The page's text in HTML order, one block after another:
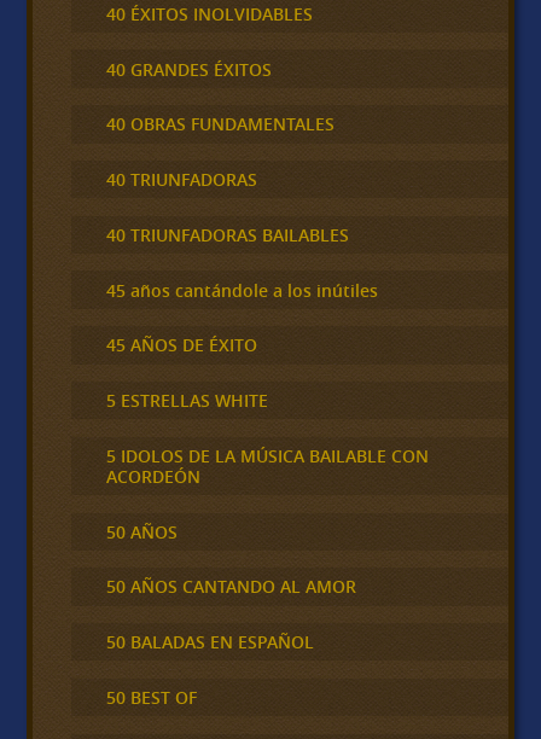
40 ÉXITOS INOLVIDABLES
40 GRANDES ÉXITOS
40 OBRAS FUNDAMENTALES
40 TRIUNFADORAS
40 TRIUNFADORAS BAILABLES
45 años cantándole a los inútiles
45 AÑOS DE ÉXITO
5 ESTRELLAS WHITE
5 IDOLOS DE LA MÚSICA BAILABLE CON
ACORDEÓN
50 AÑOS
50 AÑOS CANTANDO AL AMOR
50 BALADAS EN ESPAÑOL
50 BEST OF